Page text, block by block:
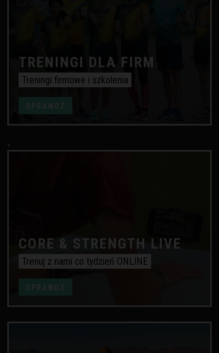
TRENINGI DLA FIRM
Treningi firmowe i szkolenia
SPRAWDŹ
>
CORE & STRENGTH LIVE
Trenuj z nami co tydzień ONLINE
SPRAWDŹ